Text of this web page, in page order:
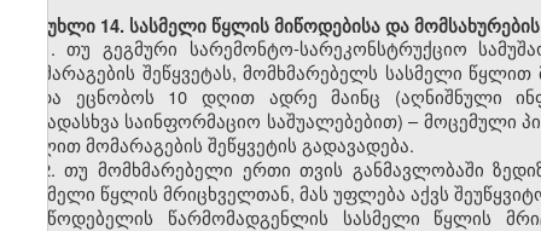
მუხლი 14. სასმელი წყლის მიწოდებისა და მომსახურების
1. თუ გეგმური სარემონტო-სარეკონსტრუქციო
მომარაგების შეწყვეტას, მომხმარებელს სასმელი
უნდა ეცნობოს 10 დღით ადრე მაინც (აღნიშნული
სხვადასხვა საინფორმაციო საშუალებებით) – მოცემული
წყლით მომარაგების შეწყვეტის გადავადება.
2. თუ მომხმარებელი ერთი თვის განმავლობაში
სასმელი წყლის მრიცხველთან, მას უფლება აქვს
მიმწოდებელის წარმომადგენლის სასმელი წყლის